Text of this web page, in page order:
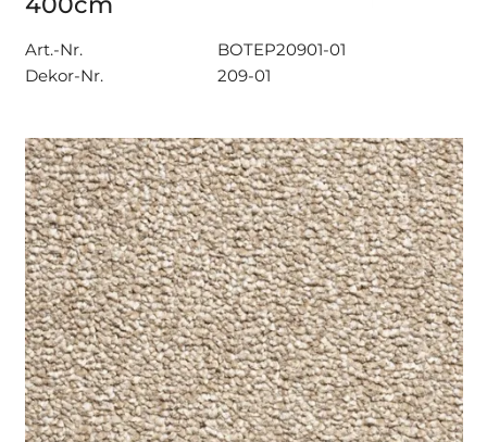
Art.-Nr.
BOTEP20901-01
Dekor-Nr.
209-01